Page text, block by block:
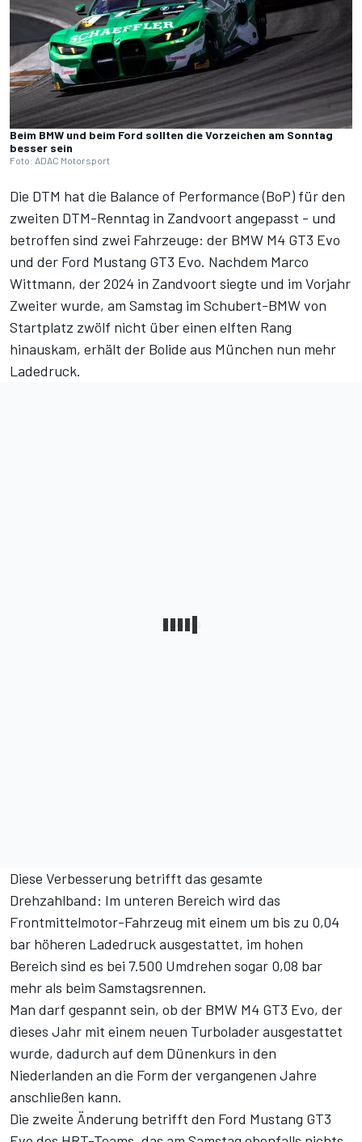
Beim BMW und beim Ford sollten die Vorzeichen am Sonntag
besser sein
Foto: ADAC Motorsport
Die DTM hat die Balance of Performance (BoP) für den
zweiten DTM-Renntag in Zandvoort angepasst - und
betroffen sind zwei Fahrzeuge: der BMW M4 GT3 Evo
und der Ford Mustang GT3 Evo. Nachdem Marco
Wittmann, der 2024 in Zandvoort siegte und im Vorjahr
Zweiter wurde, am Samstag im Schubert-BMW von
Startplatz zwölf nicht über einen elften Rang
hinauskam, erhält der Bolide aus München nun mehr
Ladedruck.
Diese Verbesserung betrifft das gesamte
Drehzahlband: Im unteren Bereich wird das
Frontmittelmotor-Fahrzeug mit einem um bis zu 0,04
bar höheren Ladedruck ausgestattet, im hohen
Bereich sind es bei 7.500 Umdrehen sogar 0,08 bar
mehr als beim Samstagsrennen.
Man darf gespannt sein, ob der BMW M4 GT3 Evo, der
dieses Jahr mit einem neuen Turbolader ausgestattet
wurde, dadurch auf dem Dünenkurs in den
Niederlanden an die Form der vergangenen Jahre
anschließen kann.
Die zweite Änderung betrifft den Ford Mustang GT3